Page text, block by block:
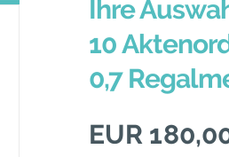
Ihre
10
0,7
EUR